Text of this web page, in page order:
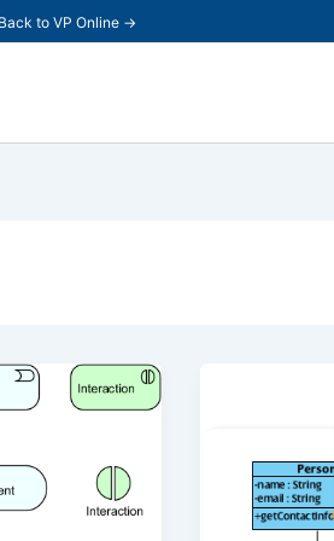
Back to VP Online →